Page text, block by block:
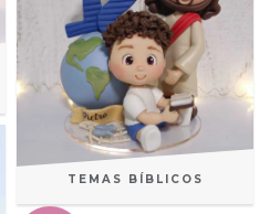
TEMAS BÍBLICOS